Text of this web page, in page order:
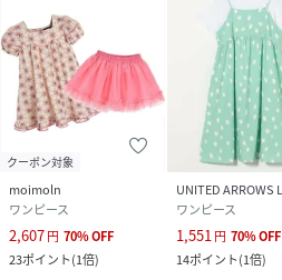
クーポン対象
moimoln
ワンピース
2,607円 70%OFF
23ポイント(1倍)
ワンピース
1,551円 70%OFF
14ポイント(1倍)